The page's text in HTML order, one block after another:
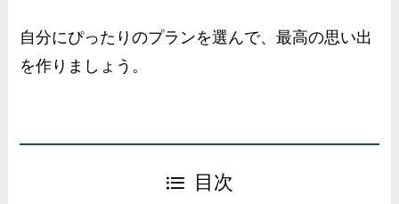
自分にぴったりのプランを選んで、最高の思い出
を作りましょう。
目次